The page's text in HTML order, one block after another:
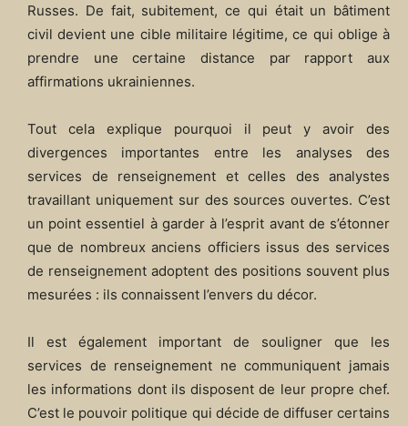
Russes. De fait, subitement, ce qui était un bâtiment
civil devient une cible militaire légitime, ce qui oblige à
prendre une certaine distance par rapport aux
affirmations ukrainiennes.
Tout cela explique pourquoi il peut y avoir des
divergences importantes entre les analyses des
services de renseignement et celles des analystes
travaillant uniquement sur des sources ouvertes. C’est
un point essentiel à garder à l’esprit avant de s’étonner
que de nombreux anciens officiers issus des services
de renseignement adoptent des positions souvent plus
mesurées : ils connaissent l’envers du décor.
Il est également important de souligner que les
services de renseignement ne communiquent jamais
les informations dont ils disposent de leur propre chef.
C’est le pouvoir politique qui décide de diffuser certains